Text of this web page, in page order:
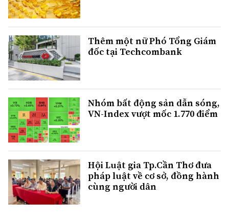
Thêm một nữ Phó Tổng Giám
đốc tại Techcombank
Nhóm bất động sản dẫn sóng,
VN-Index vượt mốc 1.770 điểm
Hội Luật gia Tp.Cần Thơ đưa
pháp luật về cơ sở, đồng hành
cùng người dân